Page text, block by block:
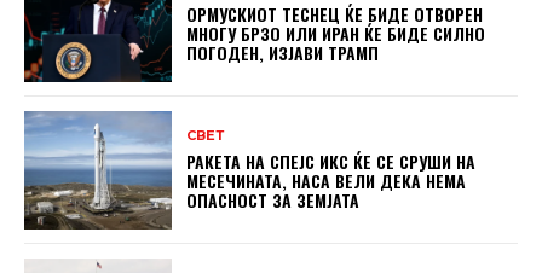
ОРМУСКИОТ ТЕСНЕЦ ЌЕ БИДЕ ОТВОРЕН
МНОГУ БРЗО ИЛИ ИРАН ЌЕ БИДЕ СИЛНО
ПОГОДЕН, ИЗЈАВИ ТРАМП
СВЕТ
РАКЕТА НА СПЕЈС ИКС ЌЕ СЕ СРУШИ НА
МЕСЕЧИНАТА, НАСА ВЕЛИ ДЕКА НЕМА
ОПАСНОСТ ЗА ЗЕМЈАТА